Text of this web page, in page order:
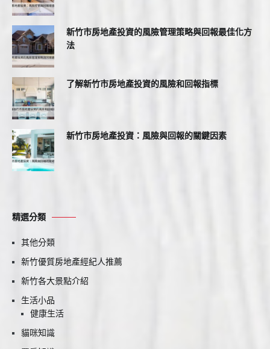
新竹市房地產投資的風險管理策略與回報最佳化方
法
了解新竹市房地產投資的風險和回報指標
新竹市房地產投資：風險與回報的關鍵因素
精選分類
其他分類
新竹優質房地產經紀人推薦
新竹各大景點介紹
生活小品
健康生活
貓咪知識